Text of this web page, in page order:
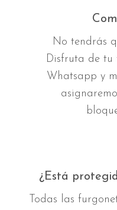
No tendrás
Disfruta de tu
Whatsapp y
¿Está
Todas las